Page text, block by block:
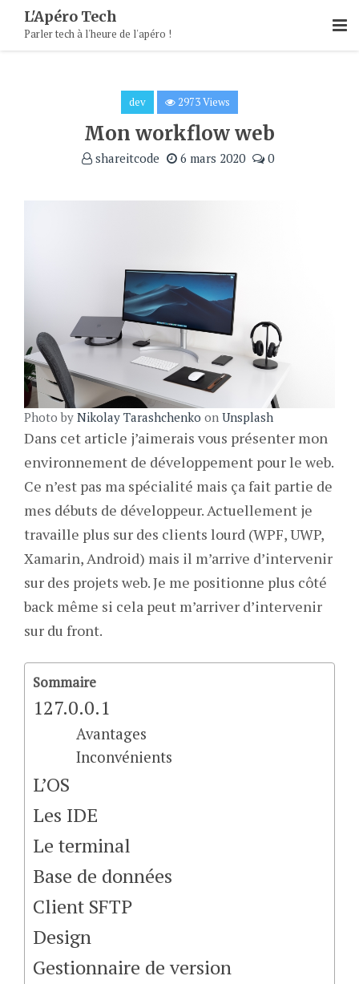
Content
L'Apéro Tech
Parler tech à l'heure de l'apéro !
dev 2973 Views
Mon workflow web
shareitcode 6 mars 2020 0
Photo by Nikolay Tarashchenko on Unsplash
Dans cet article j’aimerais vous présenter mon
environnement de développement pour le web.
Ce n’est pas ma spécialité mais ça fait partie de
mes débuts de développeur. Actuellement je
travaille plus sur des clients lourd (WPF, UWP,
Xamarin, Android) mais il m’arrive d’intervenir
sur des projets web. Je me positionne plus côté
back même si cela peut m’arriver d’intervenir
sur du front.
Sommaire
127.0.0.1
Avantages
Inconvénients
L’OS
Les IDE
Le terminal
Base de données
Client SFTP
Design
Gestionnaire de version